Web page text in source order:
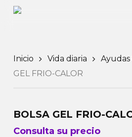
Skip
Inicio Vida diaria Ayudas
GEL FRIO-CALOR
BOLSA GEL FRIO-
Consulta su precio